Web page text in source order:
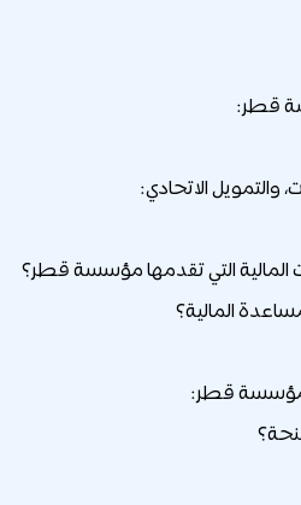
التي تقدمها مؤسسة قطر؟
المالية؟
مؤسسة قطر: